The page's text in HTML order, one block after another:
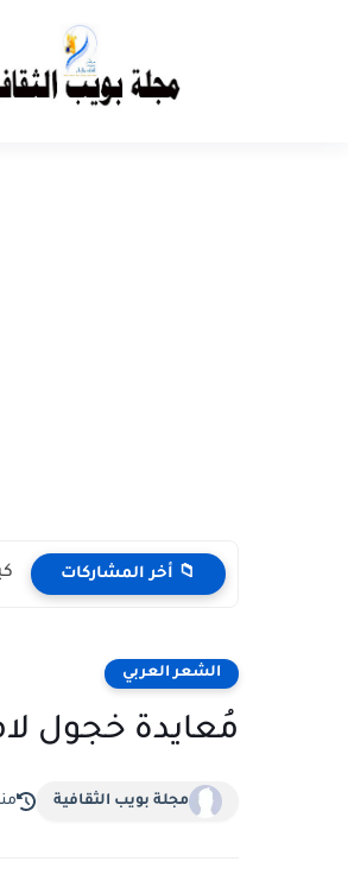
📁 أخر المشاركات
الشعر العربي
مُعايدة خجول
مجلة بويب الثقافية منذ 7